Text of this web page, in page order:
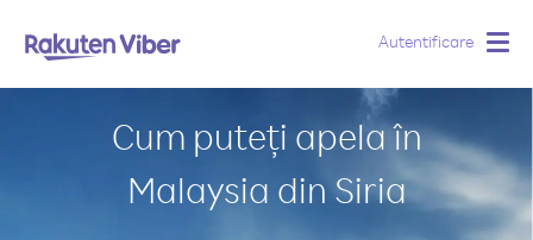
Autentificare
Cum puteți apela în
Malaysia din Siria